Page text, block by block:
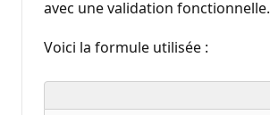
avec une validation fonctionnelle.
Voici la formule utilisée :